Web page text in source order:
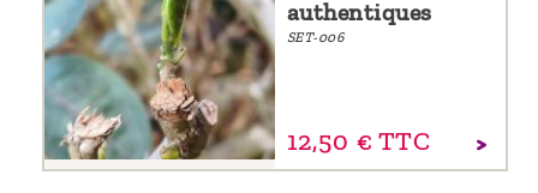
authentiques
SET-006
12,50 € TTC